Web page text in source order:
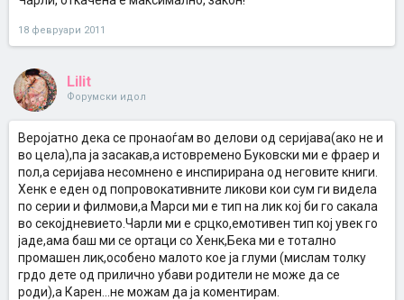
18 февруари 2011
Lilit
Форумски идол
Веројатно дека се пронаоѓам во делови од серијава(ако не и
во цела),па ја засакав,а истовремено Буковски ми е фраер и
пол,а серијава несомнено е инспирирана од неговите книги.
Хенк е еден од попровокативните ликови кои сум ги видела
по серии и филмови,а Марси ми е тип на лик кој би го сакала
во секојдневието.Чарли ми е срцко,емотивен тип кој увек го
јаде,ама баш ми се ортаци со Хенк,Бека ми е тотално
промашен лик,особено малото кое ја глуми (мислам толку
грдо дете од прилично убави родители не може да се
роди),а Карен...не можам да ја коментирам.